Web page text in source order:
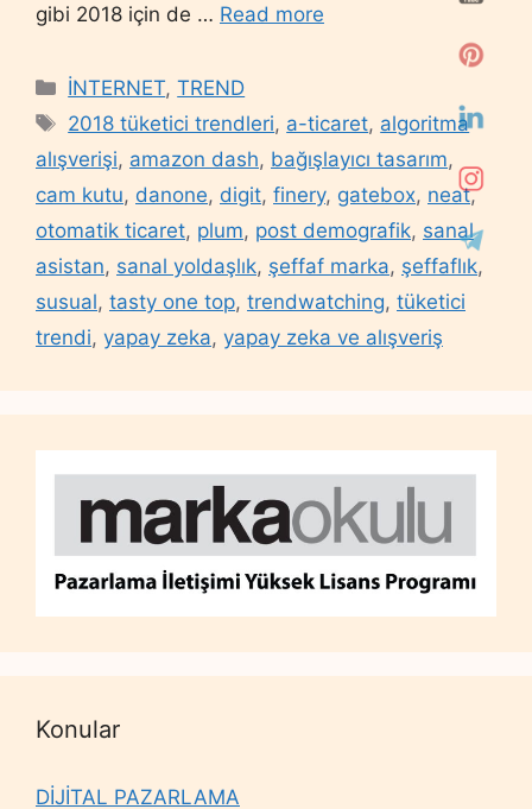
gibi 2018 için de … Read more
Categories
İNTERNET,TREND
Tags
2018 tüketici trendleri, a-ticaret, algoritma
alışverişi, amazon dash, bağışlayıcı tasarım,
cam kutu, danone, digit, finery, gatebox, neat,
otomatik ticaret, plum, post demografik, sanal
asistan, sanal yoldaşlık, şeffaf marka, şeffaflık,
susual, tasty one top, trendwatching, tüketici
trendi, yapay zeka, yapay zeka ve alışveriş
Konular
DİJİTAL PAZARLAMA